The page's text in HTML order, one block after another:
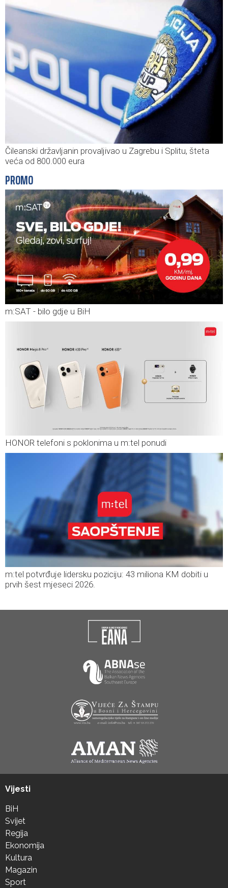
Čileanski državljanin provaljivao u Zagrebu i Splitu, šteta
veća od 800.000 eura
PROMO
m:SAT - bilo gdje u BiH
HONOR telefoni s poklonima u m:tel ponudi
m:tel potvrđuje lidersku poziciju: 43 miliona KM dobiti u
prvih šest mjeseci 2026.
Vijesti
BiH
Svijet
Regija
Ekonomija
Kultura
Magazin
Sport